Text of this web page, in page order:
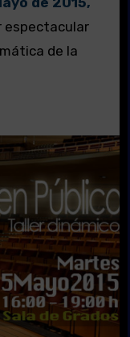
espectacular
de la